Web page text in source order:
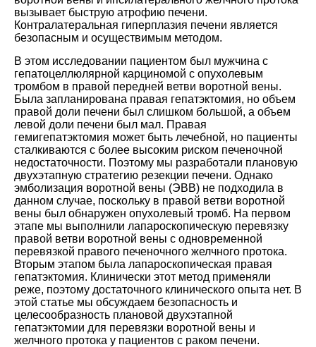
вызывает быструю атрофию печени.
Контралатеральная гиперплазия печени является
безопасным и осуществимым методом.
В этом исследовании пациентом был мужчина с
гепатоцеллюлярной карциномой с опухолевым
тромбом в правой передней ветви воротной вены.
Была запланирована правая гепатэктомия, но объем
правой доли печени был слишком большой, а объем
левой доли печени был мал. Правая
гемигепатэктомия может быть лечебной, но пациенты
сталкиваются с более высоким риском печеночной
недостаточности. Поэтому мы разработали плановую
двухэтапную стратегию резекции печени. Однако
эмболизация воротной вены (ЭВВ) не подходила в
данном случае, поскольку в правой ветви воротной
вены был обнаружен опухолевый тромб. На первом
этапе мы выполнили лапароскопическую перевязку
правой ветви воротной вены с одновременной
перевязкой правого печеночного желчного протока.
Вторым этапом была лапароскопическая правая
гепатэктомия. Клинически этот метод применяли
реже, поэтому достаточного клинического опыта нет. В
этой статье мы обсуждаем безопасность и
целесообразность плановой двухэтапной
гепатэктомии для перевязки воротной вены и
желчного протока у пациентов с раком печени.